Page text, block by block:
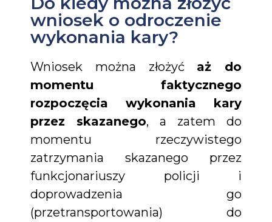
wniosek o odroczenie
wykonania kary?
Wniosek można złożyć aż do
momentu faktycznego
rozpoczęcia wykonania kary
przez skazanego, a zatem do
momentu rzeczywistego
zatrzymania skazanego przez
funkcjonariuszy policji i
doprowadzenia go
(przetransportowania) do